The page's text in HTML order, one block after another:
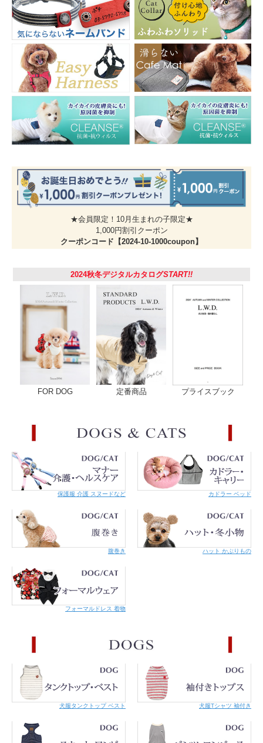
ブルー ネイビー
サイズ 幅 1.2cm / 長さ17 ～ 27cm
・商品の仕上がりサイズです。ネコちゃんの毛量やゆとり分
・商品によって多少のバラツキがあります。また正確なサイ
ズを測るよう心掛けていますが、お手元にお届けする商品と
表記寸法の間に多少の誤差が生じる場合があります。
素 材
表生地：綿100％
日本
・必ず適正サイズに調節をお願いします。ゆるみがあると首
輪のあたりを舐めた際に、首輪が下あごにかかって猿ぐつわ
状態になってしまいます。首にはいろいろな神経が集まって
きつすぎると苦しく、被毛や皮膚を傷める原因となります。
・着けた時に仔猫であれば大体指1～2本入る位、成猫であれ
ば指2本入る位が適正なサイズの目安です。
・成長する仔猫の場合はこまめにサイズを調整してあげて下
さい。
・安全のため定期的に商品やサイズ（緩んでいないか、きつ
くなっていないか）の点検をお願いします。
・首輪が気になり慣れない場合には鈴を外して様子をみてく
・リードをつけてのお散歩には使用しないでください。ま
・ネコちゃんの毛質・毛の長さによって首輪や金具に毛が絡
む可能性があります。
・本製品は必ず外れることを保証するものではありません。
状況や体重によっては外れない場合もあります。
・刺繍テープの場合は、爪がひっかかると毛羽立ってきま
す。毛羽立ちがご心配な方、引っ掻き癖のあるネコちゃんに
・濡れると色落ちする恐れがあります。濡れたままでのご使
こちらの商品はメール便での対応が可能です。詳細はご利用案内をご覧くださ
い。
★会員限定！10月生まれの子限定★
1,000円割引クーポン
クーポンコード【2024-10-1000coupon】
2024秋冬デジタルカタログSTART!!
FOR DOG 定番商品 プライスブック
保護服 介護 スヌードなど カドラー ベッド
腹巻き ハット かぶりもの
フォーマルドレス 着物
犬服タンクトップ ベスト 犬服Tシャツ 袖付き